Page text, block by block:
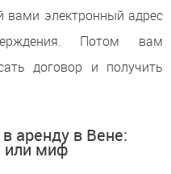
вами электронный адрес
Потом вам
договор и получить
аренду в Вене:
или миф